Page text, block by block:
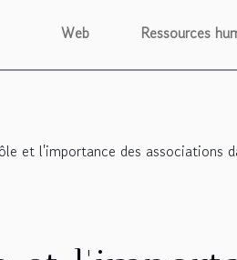
Web Ressources
et l'importance des associations